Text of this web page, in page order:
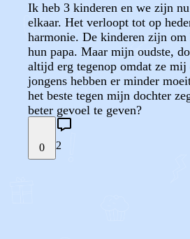
Ik heb 3 kinderen en we zijn
elkaar. Het verloopt tot op
harmonie. De kinderen zijn om
hun papa. Maar mijn oudste,
altijd erg tegenop omdat ze
jongens hebben er minder
het beste tegen mijn dochter
beter gevoel te geven?
0 2